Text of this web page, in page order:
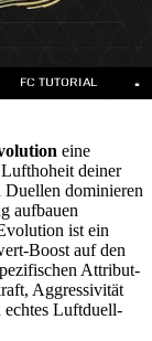
eine
deiner
Duellen dominieren
aufbauen
ist ein
Boost auf den
Attribut-
Aggressivität
echtes Luftduell-